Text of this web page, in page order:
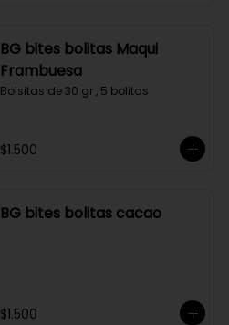
BG bites bolitas Maqui
Frambuesa
Bolsitas de 30 gr , 5 bolitas
$1.500
BG bites bolitas cacao
$1.500